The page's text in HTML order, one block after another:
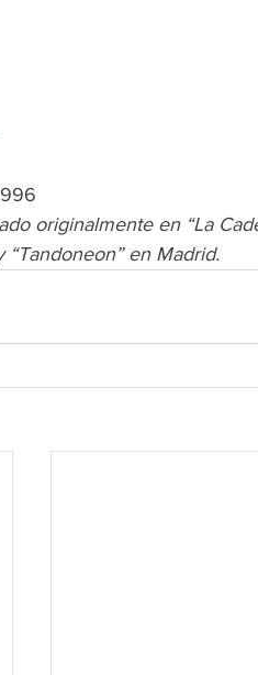
originalmente en “La
“Tandoneon” en Madrid.